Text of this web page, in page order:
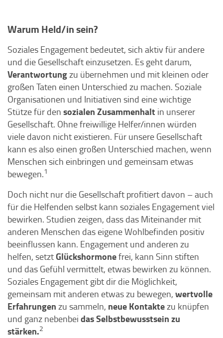
Warum Held/in sein?
Soziales Engagement bedeutet, sich aktiv für andere
und die Gesellschaft einzusetzen. Es geht darum,
Verantwortungzu übernehmen und mit kleinen oder
großen Taten einen Unterschied zu machen. Soziale
Organisationen und Initiativen sind eine wichtige
Stütze für den sozialen Zusammenhalt in unserer
Gesellschaft. Ohne freiwillige Helfer/innen würden
viele davon nicht existieren. Für unsere Gesellschaft
kann es also einen großen Unterschied machen, wenn
Menschen sich einbringen und gemeinsam etwas
bewegen.1
Doch nicht nur die Gesellschaft profitiert davon – auch
für die Helfenden selbst kann soziales Engagement viel
bewirken. Studien zeigen, dass das Miteinander mit
anderen Menschen das eigene Wohlbefinden positiv
beeinflussen kann. Engagement und anderen zu
helfen, setztGlückshormonefrei, kann Sinn stiften
und das Gefühl vermittelt, etwas bewirken zu können.
Soziales Engagement gibt dir die Möglichkeit,
gemeinsam mit anderen etwas zu bewegen, wertvolle
Erfahrungen zu sammeln, neue Kontaktezu knüpfen
und ganz nebenbei das Selbstbewusstsein zu
stärken.2